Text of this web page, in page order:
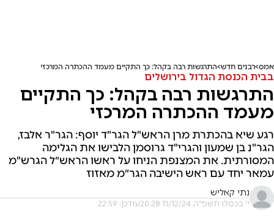
אמס רבנים חדש התרגשות רבה בקהל: כך התקיים מעמד ההכתרה המרכזי
בבית הכנסת הגדול בירושלים
התרגשות רבה בקהל: כך התקיים
מעמד ההכתרה המרכזי
רגע שיא בהכתרת מרן הראש"ל הגר"ד יוסף: הגר"ר אלבז,
הגר"נ בן שמעון והגרי"ד גרוסמן הלבישו את הגלימה
המסורתית. את המצנפת הניחו על ראשו הראש״ל הגרש"מ
עמאר יחד עם ראש הישיבה הגר״מ מאזוז
נתי קאליש
י' בכסלו תשפ"ה, 11/12/24 20:28 עודכן: 22:59